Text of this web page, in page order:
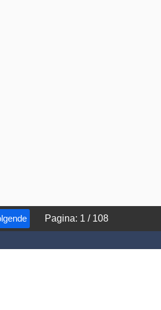
Pagina: 1 / 108